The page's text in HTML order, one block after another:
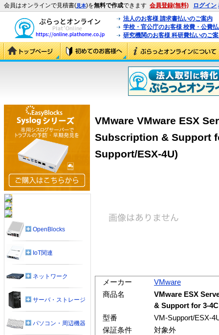
会員はオンラインで見積書(見本)を無料で作成できます 会員登録(無料) ログイン
法人のお客様 請求書払いのご案内
学校・官公庁のお客様 校費・公費
研究機関のお客様 科研費払いのご
VMware VMware ESX
Subscription & Support
Support/ESX-4U)
メーカー
VMware
商品名
VMware ESX
& Support for 3-
型番
VM-Support/ESX-
保証条件
対象外
OpenBlocks
IoT関連
ネットワーク
サーバ・ストレージ
パソコン・周辺機器